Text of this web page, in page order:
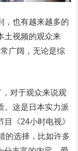
，也有越来越多的
土视频的观众来
广阔，无论是综
对于观众来说观
。这是日本实力派
《24小时电视》
的选择，比如许多